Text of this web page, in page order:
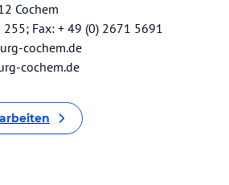
Cochem
Fax: + 49 (0) 2671 5691
cochem.de
cochem.de